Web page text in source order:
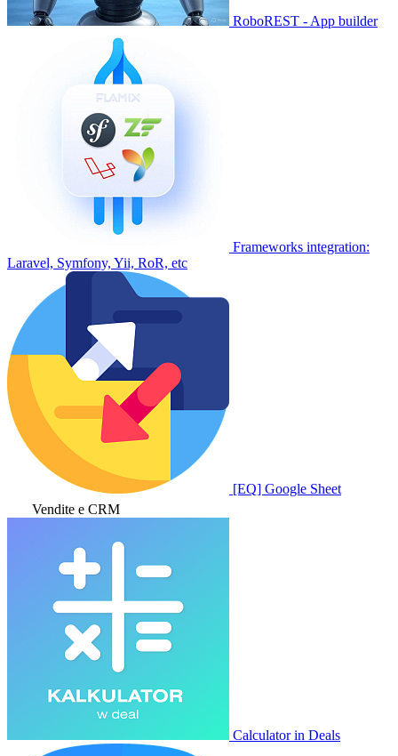
RoboREST - App builder
Frameworks integration:
Laravel, Symfony, Yii, RoR, etc
[EQ] Google Sheet
Vendite e CRM
Calculator in Deals